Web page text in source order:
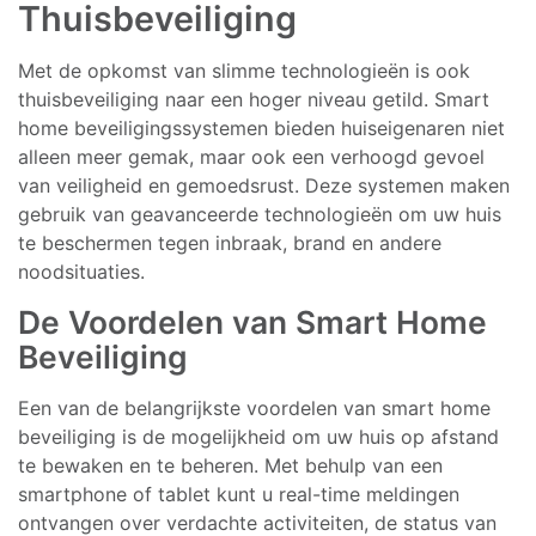
Thuisbeveiliging
Met de opkomst van slimme technologieën is ook
thuisbeveiliging naar een hoger niveau getild. Smart
home beveiligingssystemen bieden huiseigenaren niet
alleen meer gemak, maar ook een verhoogd gevoel
van veiligheid en gemoedsrust. Deze systemen maken
gebruik van geavanceerde technologieën om uw huis
te beschermen tegen inbraak, brand en andere
noodsituaties.
De Voordelen van Smart Home
Beveiliging
Een van de belangrijkste voordelen van smart home
beveiliging is de mogelijkheid om uw huis op afstand
te bewaken en te beheren. Met behulp van een
smartphone of tablet kunt u real-time meldingen
ontvangen over verdachte activiteiten, de status van